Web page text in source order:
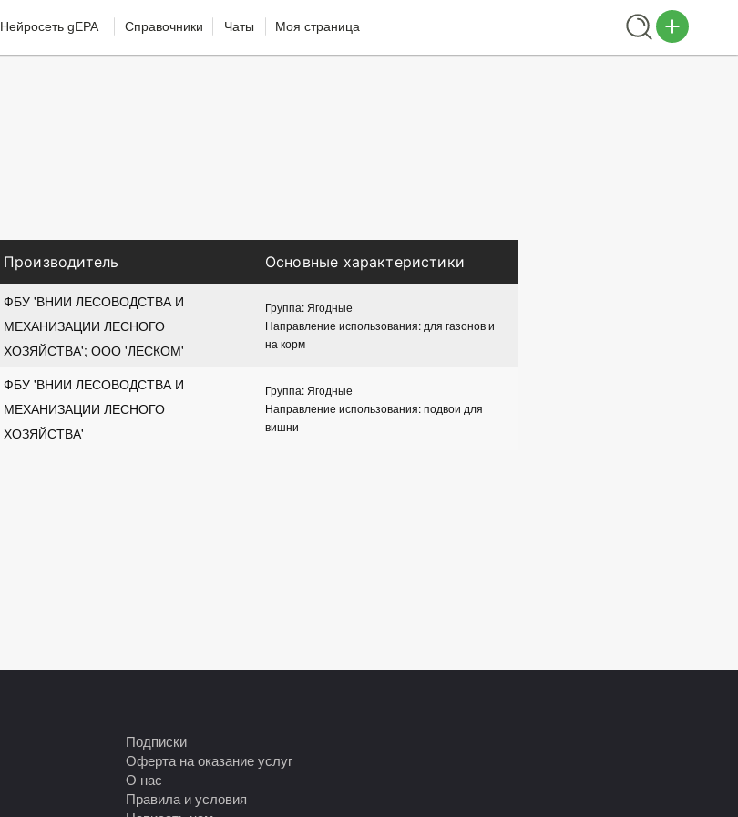
Нейросеть gEPA Справочники Чаты Моя страница
Производитель Основные характеристики
ФБУ 'ВНИИ ЛЕСОВОДСТВА И
МЕХАНИЗАЦИИ ЛЕСНОГО
ХОЗЯЙСТВА'; ООО 'ЛЕСКОМ'
Группа: Ягодные
Направление использования: для газонов и
на корм
ФБУ 'ВНИИ ЛЕСОВОДСТВА И
МЕХАНИЗАЦИИ ЛЕСНОГО
ХОЗЯЙСТВА'
Группа: Ягодные
Направление использования: подвои для
вишни
Подписки
Оферта на оказание услуг
О нас
Правила и условия